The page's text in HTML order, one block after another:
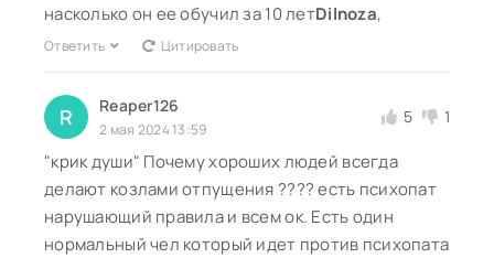
насколько он ее обучил за 10 летDilnoza,
Ответить Цитировать
R Reaper126
2 мая 2024 13:59
5 1
"крик души" Почему хороших людей всегда
делают козлами отпущения ???? есть психопат
нарушающий правила и всем ок. Есть один
нормальный чел который идет против психопата